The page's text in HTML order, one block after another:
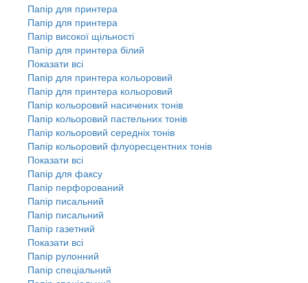
Папір для принтера
Папір для принтера
Папір високої щільності
Папір для принтера білий
Показати всі
Папір для принтера кольоровий
Папір для принтера кольоровий
Папір кольоровий насичених тонів
Папір кольоровий пастельних тонів
Папір кольоровий середніх тонів
Папір кольоровий флуоресцентних тонів
Показати всі
Папір для факсу
Папір перфорований
Папір писальний
Папір писальний
Папір газетний
Показати всі
Папір рулонний
Папір спеціальний